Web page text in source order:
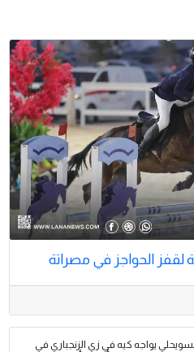
لقفز الحواجز في مصراتة
يواجه كيه في زي الزنجباري في